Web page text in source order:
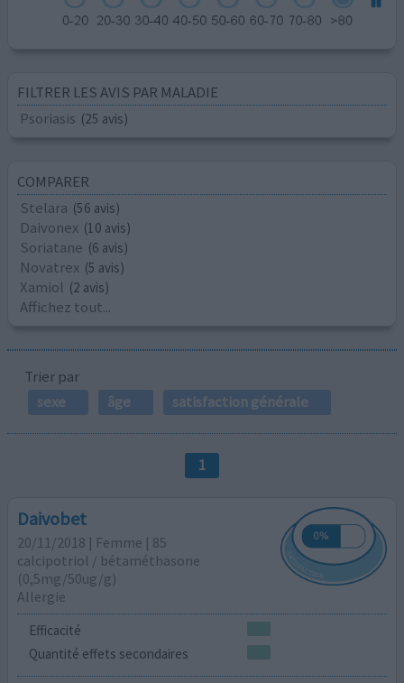
FILTRER LES AVIS PAR MALADIE
Psoriasis (25 avis)
COMPARER
Stelara (56 avis)
Daivonex (10 avis)
Soriatane (6 avis)
Novatrex (5 avis)
Xamiol (2 avis)
Affichez tout...
Trier par
sexe
âge satisfaction générale
1
Daivobet
20/11/2018 | Femme | 85
calcipotriol / bétaméthasone
(0,5mg/50ug/g)
Allergie
Efficacité
Quantité effets secondaires